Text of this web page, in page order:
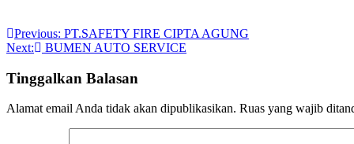
Navigasi
pos
Previous: PT.SAFETY FIRE CIPTA AGUNG
Next:
BUMEN AUTO SERVICE
Tinggalkan Balasan
Alamat email Anda tidak akan dipublikasikan. Ruas yang wajib